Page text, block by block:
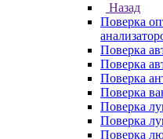
Назад
Поверка
Поверка
Поверка
Поверка
Поверка
Поверка
Поверка
Поверка